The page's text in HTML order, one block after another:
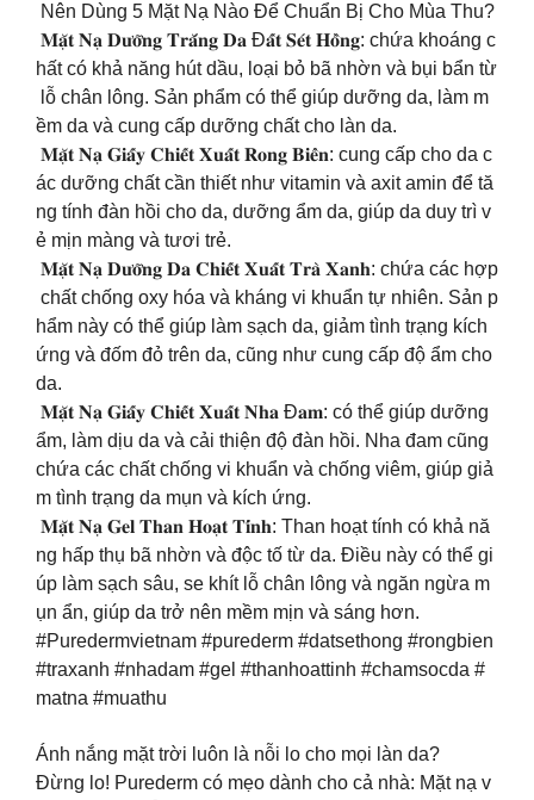
Nên Dùng 5 Mặt Nạ Nào Để Chuẩn Bị Cho Mùa Thu?
𝐌𝐚̣̆𝐭 𝐍𝐚̣ 𝐃𝐮̛𝐨̛̃𝐧𝐠 𝐓𝐫𝐚̆́𝐧𝐠 𝐃𝐚 Đ𝐚̂́𝐭 𝐒𝐞́𝐭 𝐇𝐨̂̀𝐧𝐠: chứa khoáng c
hất có khả năng hút dầu, loại bỏ bã nhờn và bụi bẩn từ
lỗ chân lông. Sản phẩm có thể giúp dưỡng da, làm m
ềm da và cung cấp dưỡng chất cho làn da.
𝐌𝐚̣̆𝐭 𝐍𝐚̣ 𝐆𝐢𝐚̂́𝐲 𝐂𝐡𝐢𝐞̂́𝐭 𝐗𝐮𝐚̂́𝐭 𝐑𝐨𝐧𝐠 𝐁𝐢𝐞̂̉𝐧: cung cấp cho da c
ác dưỡng chất cần thiết như vitamin và axit amin để tă
ng tính đàn hồi cho da, dưỡng ẩm da, giúp da duy trì v
ẻ mịn màng và tươi trẻ.
𝐌𝐚̣̆𝐭 𝐍𝐚̣ 𝐃𝐮̛𝐨̛̃𝐧𝐠 𝐃𝐚 𝐂𝐡𝐢𝐞̂́𝐭 𝐗𝐮𝐚̂́𝐭 𝐓𝐫𝐚̀ 𝐗𝐚𝐧𝐡: chứa các hợp
chất chống oxy hóa và kháng vi khuẩn tự nhiên. Sản p
hẩm này có thể giúp làm sạch da, giảm tình trạng kích
ứng và đốm đỏ trên da, cũng như cung cấp độ ẩm cho
da.
𝐌𝐚̣̆𝐭 𝐍𝐚̣ 𝐆𝐢𝐚̂́𝐲 𝐂𝐡𝐢𝐞̂́𝐭 𝐗𝐮𝐚̂́𝐭 𝐍𝐡𝐚 Đ𝐚𝐦: có thể giúp dưỡng
ẩm, làm dịu da và cải thiện độ đàn hồi. Nha đam cũng
chứa các chất chống vi khuẩn và chống viêm, giúp giả
m tình trạng da mụn và kích ứng.
𝐌𝐚̣̆𝐭 𝐍𝐚̣ 𝐆𝐞𝐥 𝐓𝐡𝐚𝐧 𝐇𝐨𝐚̣𝐭 𝐓𝐢́𝐧𝐡: Than hoạt tính có khả nă
ng hấp thụ bã nhờn và độc tố từ da. Điều này có thể gi
úp làm sạch sâu, se khít lỗ chân lông và ngăn ngừa m
ụn ẩn, giúp da trở nên mềm mịn và sáng hơn.
#Puredermvietnam #purederm #datsethong #rongbien
#traxanh #nhadam #gel #thanhoattinh #chamsocda #
matna #muathu
Ánh nắng mặt trời luôn là nỗi lo cho mọi làn da?
Đừng lo! Purederm có mẹo dành cho cả nhà: Mặt nạ v